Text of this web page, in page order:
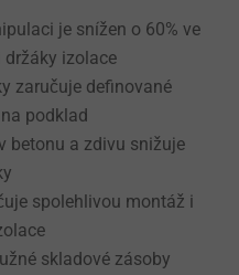
je snížen o 60% ve
izolace
zaručuje definované
podklad
betonu a zdivu snižuje
spolehlivou montáž i
skladové zásoby